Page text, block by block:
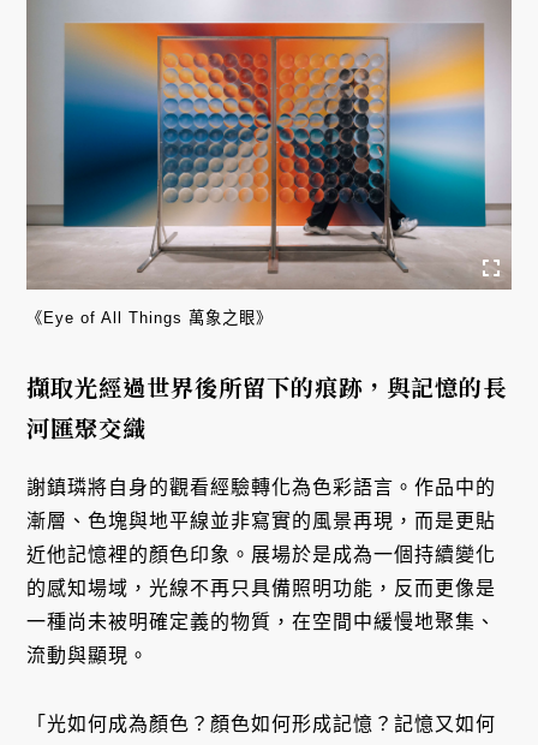
《Eye of All Things 萬象之眼》
擷取光經過世界後所留下的痕跡，與記憶的長
河匯聚交織
謝鎮璘將自身的觀看經驗轉化為色彩語言。作品中的
漸層、色塊與地平線並非寫實的風景再現，而是更貼
近他記憶裡的顏色印象。展場於是成為一個持續變化
的感知場域，光線不再只具備照明功能，反而更像是
一種尚未被明確定義的物質，在空間中緩慢地聚集、
流動與顯現。
「光如何成為顏色？顏色如何形成記憶？記憶又如何